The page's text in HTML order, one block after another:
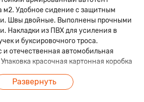
м2. Удобное сидение с защитным
Швы двойные. Выполнены прочными
Накладки из ПВХ для усиления в
и буксировочного троса.
и отечественная автомобильная
красочная картонная коробка
Развернуть